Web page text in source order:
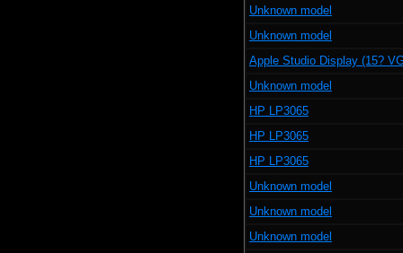
Unknown model
Unknown model
Apple Studio Display (15?
Unknown model
HP LP3065
HP LP3065
HP LP3065
Unknown model
Unknown model
Unknown model